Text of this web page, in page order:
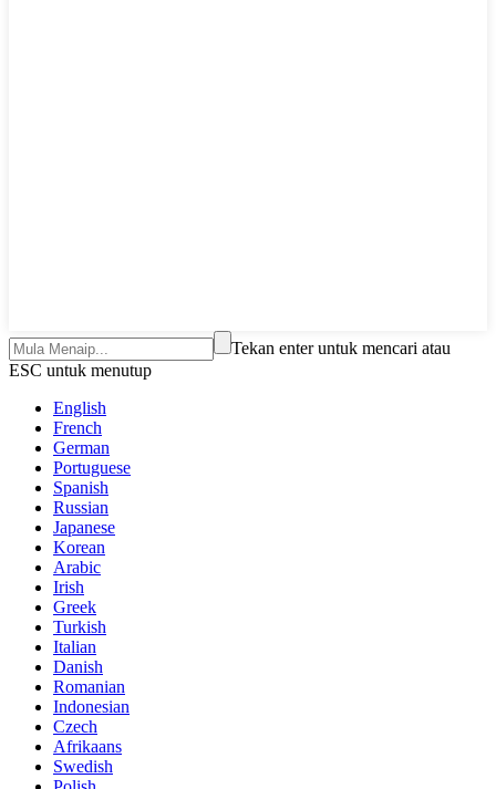
Tekan enter untuk mencari atau
ESC untuk menutup
English
French
German
Portuguese
Spanish
Russian
Japanese
Korean
Arabic
Irish
Greek
Turkish
Italian
Danish
Romanian
Indonesian
Czech
Afrikaans
Swedish